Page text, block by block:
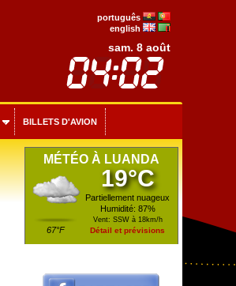
português
english
sam. 8 août
BILLETS D'AVION
MÉTÉO À LUANDA
67°F
19°C
Partiellement nuageux
Humidité: 87%
Vent: SSW à 18km/h
Détail et prévisions